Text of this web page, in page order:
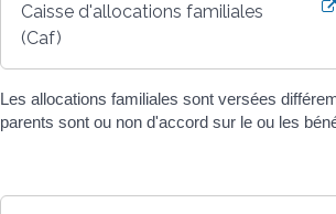
Caisse d'allocations familiales
(Caf)
Les allocations familiales sont versées
parents sont ou non d'accord sur le ou les